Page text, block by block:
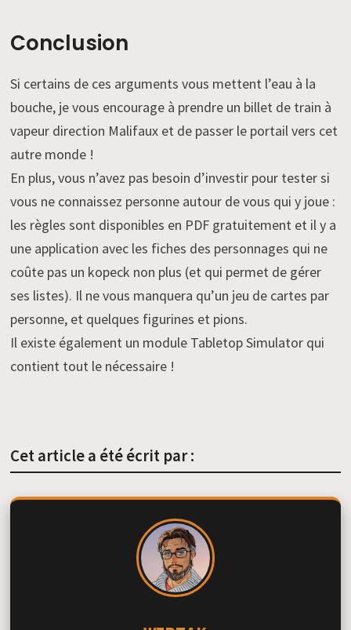
Conclusion
Si certains de ces arguments vous mettent l’eau à la
bouche, je vous encourage à prendre un billet de train à
vapeur direction Malifaux et de passer le portail vers cet
autre monde !
En plus, vous n’avez pas besoin d’investir pour tester si
vous ne connaissez personne autour de vous qui y joue :
les règles sont disponibles en PDF gratuitement et il y a
une application avec les fiches des personnages qui ne
coûte pas un kopeck non plus (et qui permet de gérer
ses listes). Il ne vous manquera qu’un jeu de cartes par
personne, et quelques figurines et pions.
Il existe également un module Tabletop Simulator qui
contient tout le nécessaire !
Cet article a été écrit par :